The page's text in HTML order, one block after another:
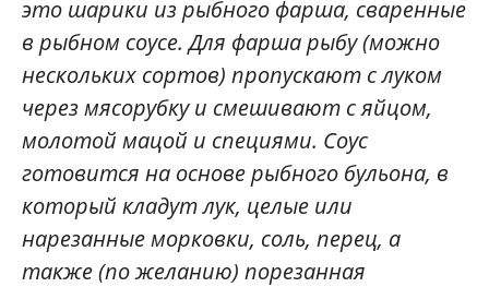
это шарики из рыбного фарша, сваренные
в рыбном соусе. Для фарша рыбу (можно
нескольких сортов) пропускают с луком
через мясорубку и смешивают с яйцом,
молотой мацой и специями. Соус
готовится на основе рыбного бульона, в
который кладут лук, целые или
нарезанные морковки, соль, перец, а
также (по желанию) порезанная